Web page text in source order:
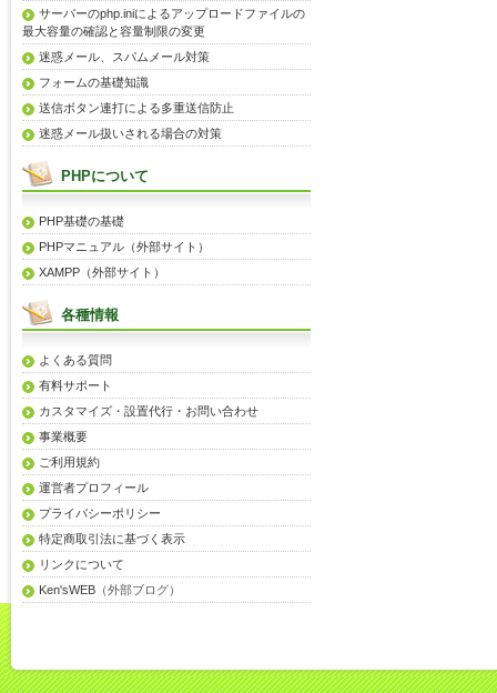
サーバーのphp.iniによるアップロードファイルの
最大容量の確認と容量制限の変更
迷惑メール、スパムメール対策
フォームの基礎知識
送信ボタン連打による多重送信防止
迷惑メール扱いされる場合の対策
PHPについて
PHP基礎の基礎
PHPマニュアル（外部サイト）
XAMPP（外部サイト）
各種情報
よくある質問
有料サポート
カスタマイズ・設置代行・お問い合わせ
事業概要
ご利用規約
運営者プロフィール
プライバシーポリシー
特定商取引法に基づく表示
リンクについて
Ken'sWEB （外部ブログ）